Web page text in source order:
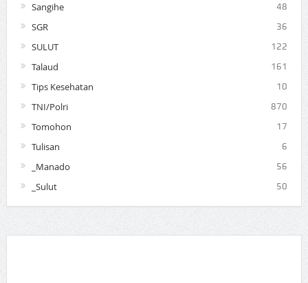
Sangihe 48
SGR 36
SULUT 122
Talaud 161
Tips Kesehatan 10
TNI/Polri 870
Tomohon 17
Tulisan 6
_Manado 56
_Sulut 50